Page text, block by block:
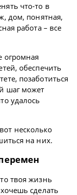
что-то в
дом, понятная,
работа – все
огромная
обеспечить
позаботиться
шаг может
удалось
несколько
на них.
твоя жизнь
сделать